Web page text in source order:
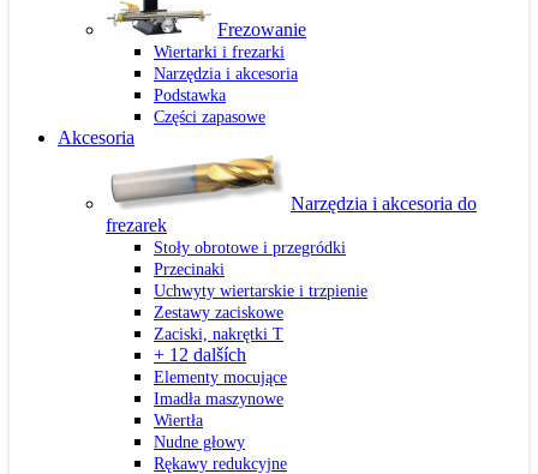
Frezowanie
Wiertarki i frezarki
Narzędzia i akcesoria
Podstawka
Części zapasowe
Akcesoria
Narzędzia i akcesoria do
frezarek
Stoły obrotowe i przegródki
Przecinaki
Uchwyty wiertarskie i trzpienie
Zestawy zaciskowe
Zaciski, nakrętki T
+ 12 dalších
Elementy mocujące
Imadła maszynowe
Wiertła
Nudne głowy
Rękawy redukcyjne